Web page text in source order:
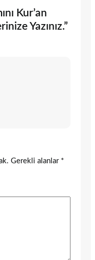
Kur’an
Yazınız.”
Gerekli alanlar *